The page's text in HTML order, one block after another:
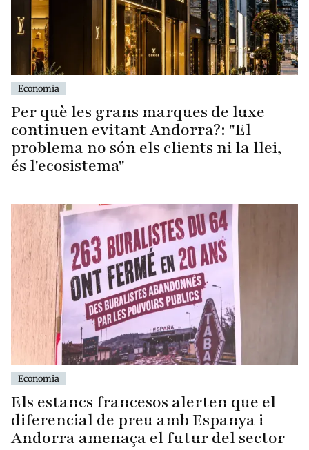
Economia
Per què les grans marques de luxe
continuen evitant Andorra?: "El
problema no són els clients ni la llei,
és l'ecosistema"
Economia
Els estancs francesos alerten que el
diferencial de preu amb Espanya i
Andorra amenaça el futur del sector